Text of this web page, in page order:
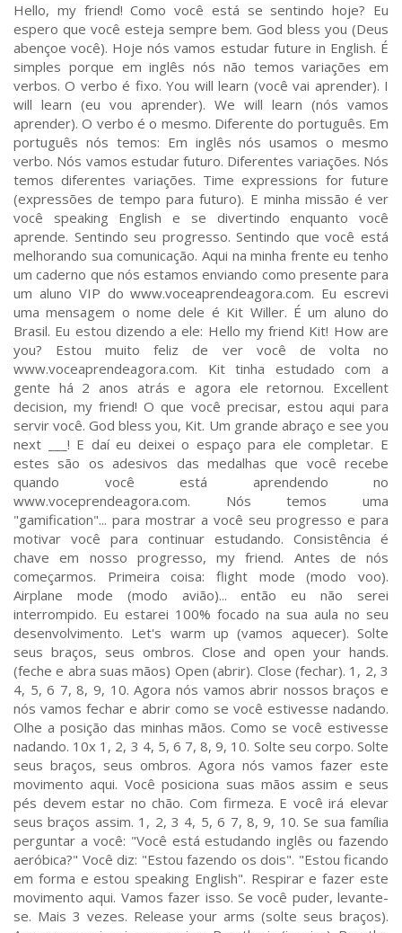
Hello, my friend! Como você está se sentindo hoje? Eu
espero que você esteja sempre bem. God bless you (Deus
abençoe você). Hoje nós vamos estudar future in English. É
simples porque em inglês nós não temos variações em
verbos. O verbo é fixo. You will learn (você vai aprender). I
will learn (eu vou aprender). We will learn (nós vamos
aprender). O verbo é o mesmo. Diferente do português. Em
português nós temos: Em inglês nós usamos o mesmo
verbo. Nós vamos estudar futuro. Diferentes variações. Nós
temos diferentes variações. Time expressions for future
(expressões de tempo para futuro). E minha missão é ver
você speaking English e se divertindo enquanto você
aprende. Sentindo seu progresso. Sentindo que você está
melhorando sua comunicação. Aqui na minha frente eu tenho
um caderno que nós estamos enviando como presente para
um aluno VIP do www.voceaprendeagora.com. Eu escrevi
uma mensagem o nome dele é Kit Willer. É um aluno do
Brasil. Eu estou dizendo a ele: Hello my friend Kit! How are
you? Estou muito feliz de ver você de volta no
www.voceaprendeagora.com. Kit tinha estudado com a
gente há 2 anos atrás e agora ele retornou. Excellent
decision, my friend! O que você precisar, estou aqui para
servir você. God bless you, Kit. Um grande abraço e see you
next ___! E daí eu deixei o espaço para ele completar. E
estes são os adesivos das medalhas que você recebe
quando você está aprendendo no
www.voceprendeagora.com. Nós temos uma
"gamification"... para mostrar a você seu progresso e para
motivar você para continuar estudando. Consistência é
chave em nosso progresso, my friend. Antes de nós
começarmos. Primeira coisa: flight mode (modo voo).
Airplane mode (modo avião)... então eu não serei
interrompido. Eu estarei 100% focado na sua aula no seu
desenvolvimento. Let's warm up (vamos aquecer). Solte
seus braços, seus ombros. Close and open your hands.
(feche e abra suas mãos) Open (abrir). Close (fechar). 1, 2, 3
4, 5, 6 7, 8, 9, 10. Agora nós vamos abrir nossos braços e
nós vamos fechar e abrir como se você estivesse nadando.
Olhe a posição das minhas mãos. Como se você estivesse
nadando. 10x 1, 2, 3 4, 5, 6 7, 8, 9, 10. Solte seu corpo. Solte
seus braços, seus ombros. Agora nós vamos fazer este
movimento aqui. Você posiciona suas mãos assim e seus
pés devem estar no chão. Com firmeza. E você irá elevar
seus braços assim. 1, 2, 3 4, 5, 6 7, 8, 9, 10. Se sua família
perguntar a você: "Você está estudando inglês ou fazendo
aeróbica?" Você diz: "Estou fazendo os dois". "Estou ficando
em forma e estou speaking English". Respirar e fazer este
movimento aqui. Vamos fazer isso. Se você puder, levante-
se. Mais 3 vezes. Release your arms (solte seus braços).